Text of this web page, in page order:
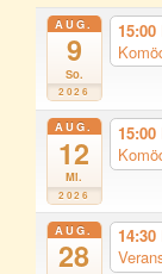
AUG.
9
So.
2026
15:00
AUG.
12
Mi.
2026
15:00
AUG.
28
14:30